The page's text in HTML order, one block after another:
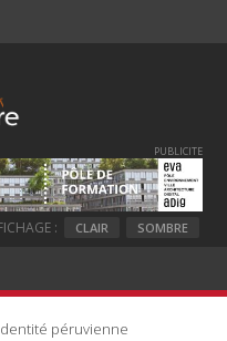
PUBLICITE
: CLAIR SOMBRE
péruvienne